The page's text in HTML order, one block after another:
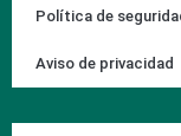
Política de
Aviso de privacidad